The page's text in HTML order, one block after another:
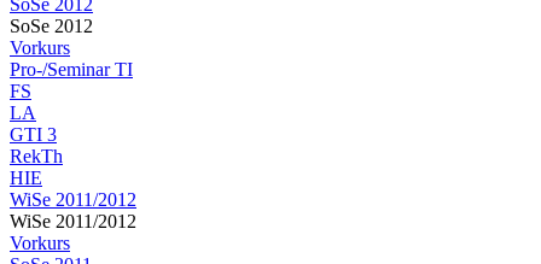
SoSe 2012
SoSe 2012
Vorkurs
Pro-/Seminar TI
FS
LA
GTI 3
RekTh
HIE
WiSe 2011/2012
WiSe 2011/2012
Vorkurs